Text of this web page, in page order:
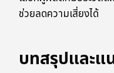
ช่วยลดความเสี่ยงได้
บทสรุปและแ